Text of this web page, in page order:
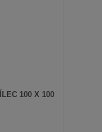
100 X 100